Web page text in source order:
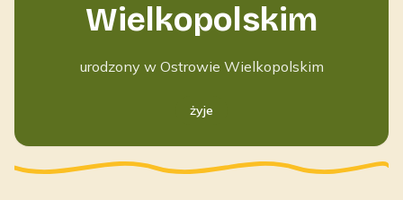
Wielkopolskim
urodzony w Ostrowie Wielkopolskim
żyje